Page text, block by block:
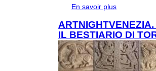
En savoir plus
IL BESTIARIO DI